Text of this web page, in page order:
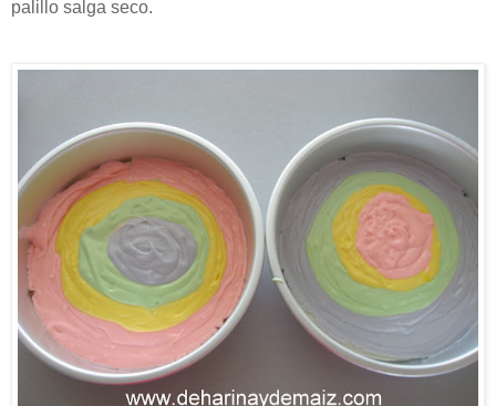
palillo salga seco.